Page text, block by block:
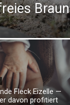
Fleck Eizelle —
davon profitiert